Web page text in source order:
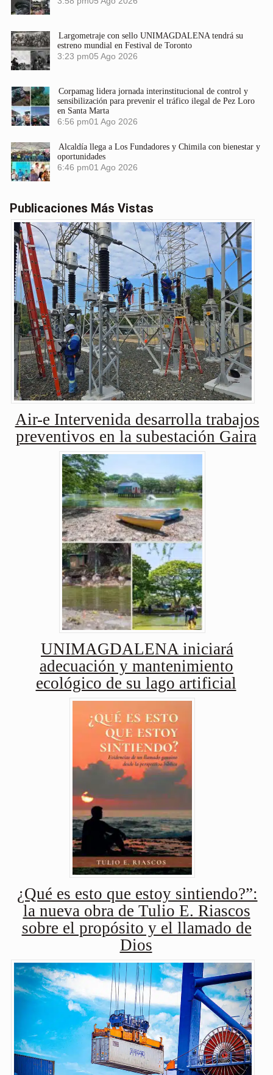
Largometraje con sello UNIMAGDALENA tendrá su
estreno mundial en Festival de Toronto
3:23 pm05 Ago 2026
Corpamag lidera jornada interinstitucional de control y
sensibilización para prevenir el tráfico ilegal de Pez Loro
en Santa Marta
6:56 pm01 Ago 2026
Alcaldía llega a Los Fundadores y Chimila con bienestar y
oportunidades
6:46 pm01 Ago 2026
Publicaciones Más Vistas
Air-e Intervenida desarrolla trabajos
preventivos en la subestación Gaira
UNIMAGDALENA iniciará
adecuación y mantenimiento
ecológico de su lago artificial
¿Qué es esto que estoy sintiendo?”:
la nueva obra de Tulio E. Riascos
sobre el propósito y el llamado de
Dios